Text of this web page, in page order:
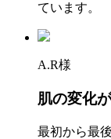
ています。
A.R様
肌の変化
最初から最